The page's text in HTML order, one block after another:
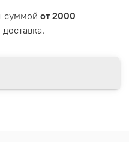
суммой от 2000